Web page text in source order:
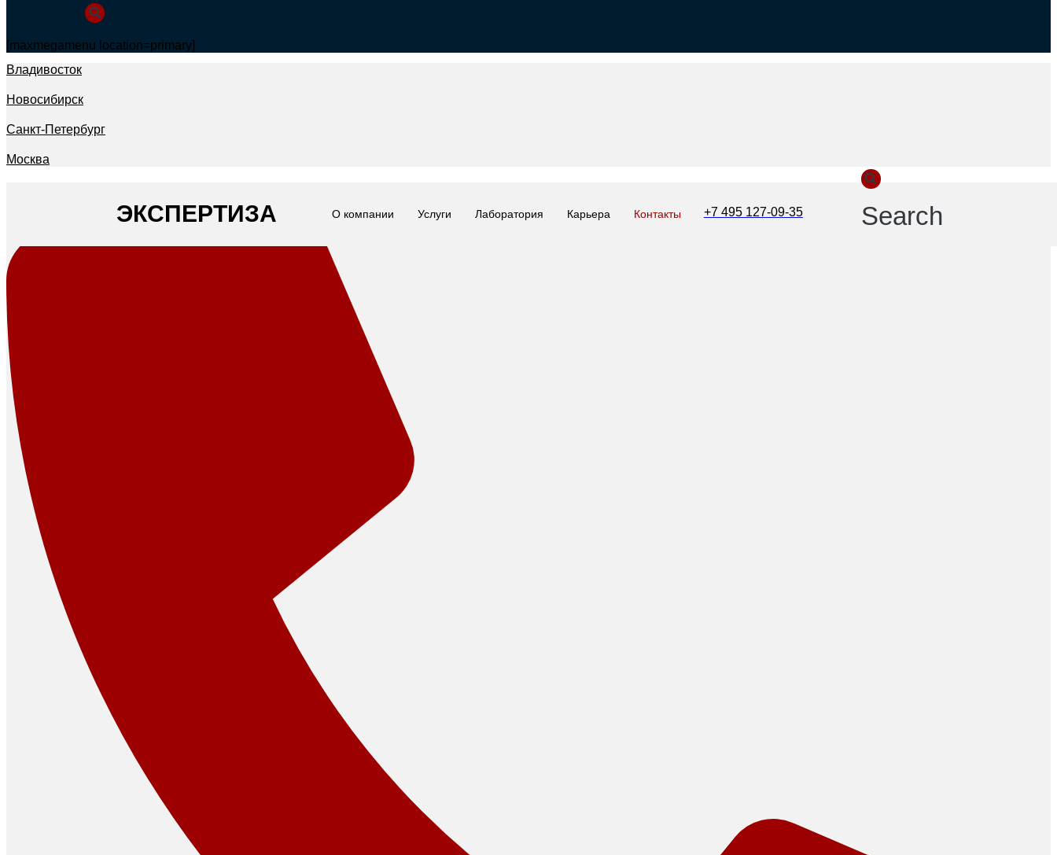
[maxmegamenu location=primary]
Владивосток
Новосибирск
Санкт-Петербург
Москва
ЭКСПЕРТИЗА О компании Услуги Лаборатория Карьера Контакты +7 495 127-09-35 Search